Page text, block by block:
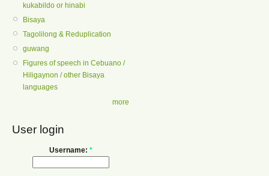
kukabildo or hinabi
Bisaya
Tagolilong & Reduplication
guwang
Figures of speech in Cebuano /
Hiligaynon / other Bisaya
languages
more
User login
Username: *